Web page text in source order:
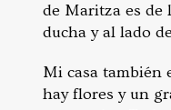
de Maritza es de
ducha y al lado
Mi casa también
hay flores y un